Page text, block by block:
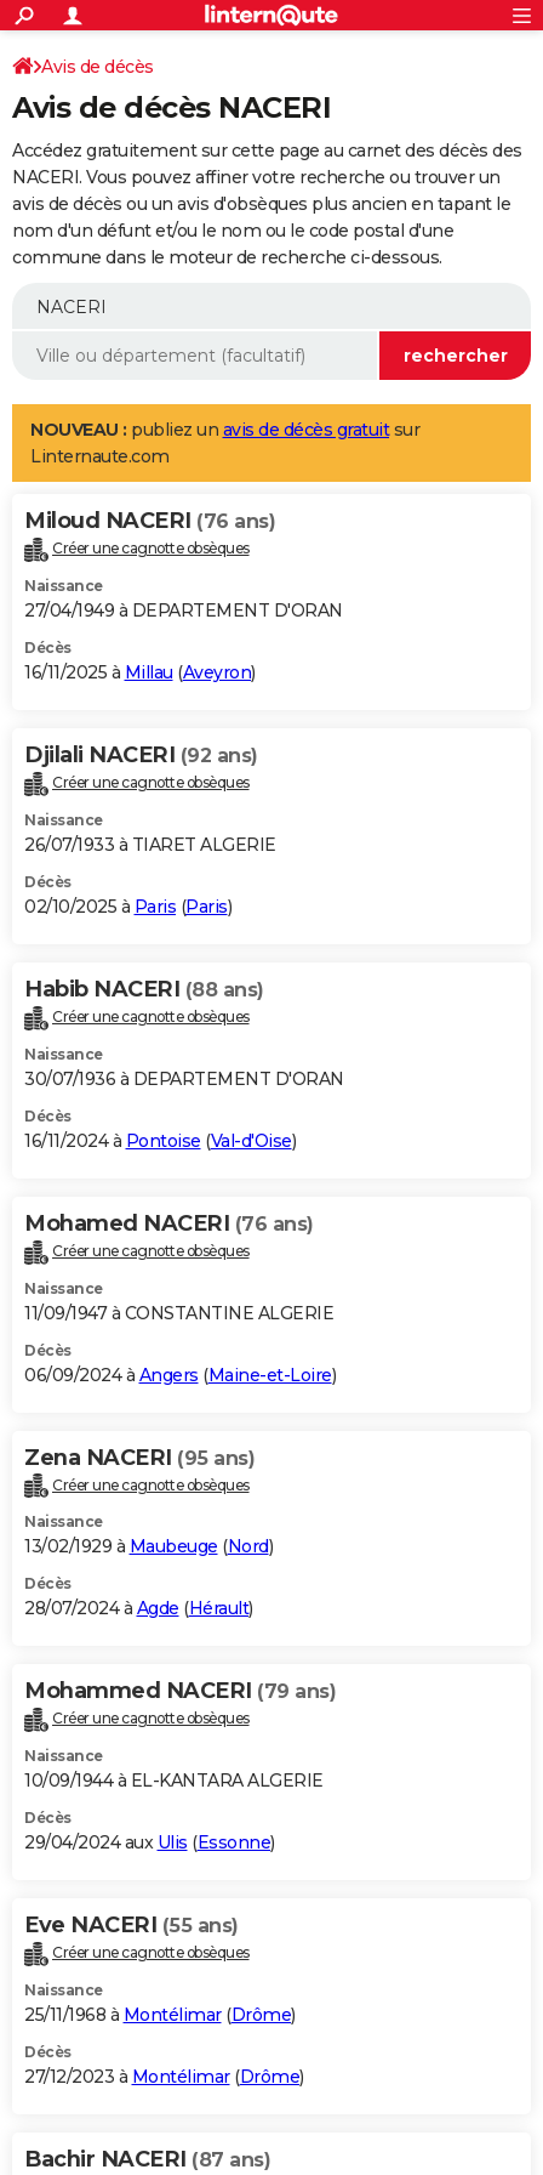
ACTUALITÉS
Politique
Société
Faits Divers
Education
Monde
Villes
+
SPORT
Coupe du monde 2026
Football
Tennis
Cyclisme
Rugby
Forum
Programme TV
TNT
Streaming
Cinéma
Sorties cinéma
Musique
+
FINANCE
Retraite
Epargne
Immobilier
Risques naturels par ville
Banque
Assurance
AUTO
Essais
Réserver un essai
Citadines
Berlines
SUV
Forum auto
+
Mobiles
Meilleur smartphone
Internet
Ordinateurs
Jeux vidéo
Guide high-tech
Aménagement intérieur
LIFESTYLE
Art de vivre
Bien-être
Loisirs
Mode
Modes de vie
Alimentation
Guide de la santé
Maladies
Médicaments
Sommeil
VOYAGE
Destinations
City break
Voyage nature
Voyage de noces
Forum
Climat
+PHOTO
GUIDES D'ACHAT
BONS PLANS
Carte de Noël
Carte Bonne année
Carte Saint-Valentin
Carte Pâques
Carte d'anniversaire
DICTIONNAIRE
Dictionnaire
Biographies
Citations
Expressions
Proverbes
PROGRAMME TV
S'inscrire
Se connecter
Lycées
Collèges
Primaires
Universités
Entreprises
Service militaire
Avis de recherche
AVIS DE DÉCÈS
Bricolage
Lifestyle
Culture
Sport
Auto
Television
Voyage
Cinema
Avis de décès
Avis de décès NACERI
Accédez gratuitement sur cette page au carnet des décès des
NACERI. Vous pouvez affiner votre recherche ou trouver un
avis de décès ou un avis d'obsèques plus ancien en tapant le
nom d'un défunt et/ou le nom ou le code postal d'une
commune dans le moteur de recherche ci-dessous.
NOUVEAU : publiez un avis de décès gratuitsur
Linternaute.com
Miloud NACERI (76 ans)
Créer une cagnotte obsèques
Naissance
27/04/1949 à DEPARTEMENT D'ORAN
Décès
16/11/2025 à Millau (Aveyron)
Djilali NACERI (92 ans)
Créer une cagnotte obsèques
Naissance
26/07/1933 à TIARET ALGERIE
Décès
02/10/2025 à Paris (Paris)
Habib NACERI (88 ans)
Créer une cagnotte obsèques
Naissance
30/07/1936 à DEPARTEMENT D'ORAN
Décès
16/11/2024 à Pontoise (Val-d'Oise)
Mohamed NACERI (76 ans)
Créer une cagnotte obsèques
Naissance
11/09/1947 à CONSTANTINE ALGERIE
Décès
06/09/2024 à Angers (Maine-et-Loire)
Zena NACERI (95 ans)
Créer une cagnotte obsèques
Naissance
13/02/1929 à Maubeuge (Nord)
Décès
28/07/2024 à Agde (Hérault)
Mohammed NACERI (79 ans)
Créer une cagnotte obsèques
Naissance
10/09/1944 à EL-KANTARA ALGERIE
Décès
29/04/2024 aux Ulis (Essonne)
Eve NACERI (55 ans)
Créer une cagnotte obsèques
Naissance
25/11/1968 à Montélimar(Drôme)
Décès
27/12/2023 à Montélimar(Drôme)
Bachir NACERI (87 ans)